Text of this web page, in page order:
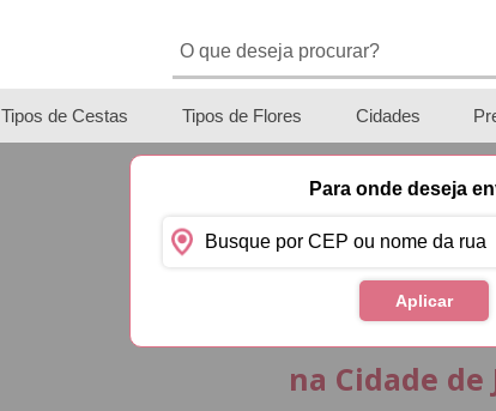
Tipos de Cestas Tipos de Flores Cidades
Para onde deseja
Aplicar
Cestas de Café
na Cidade de